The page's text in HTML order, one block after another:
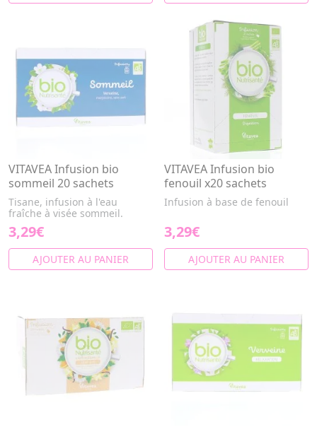
VITAVEA Infusion bio
sommeil 20 sachets
Tisane, infusion à l'eau
fraîche à visée sommeil.
3,29€
AJOUTER AU PANIER
VITAVEA Infusion bio
fenouil x20 sachets
Infusion à base de fenouil
3,29€
AJOUTER AU PANIER